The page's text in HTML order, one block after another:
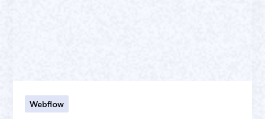
Webflow